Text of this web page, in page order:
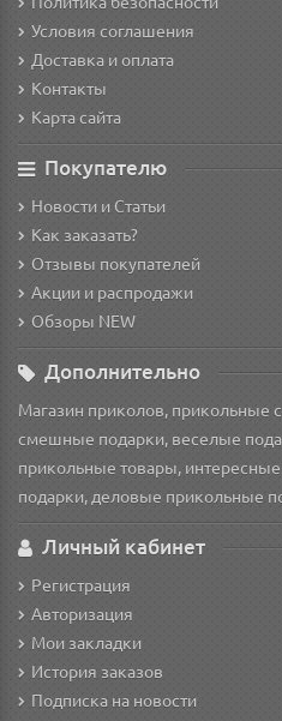
Условия соглашения
Доставка и оплата
Контакты
Карта сайта
Покупателю
Новости и Статьи
Как заказать?
Отзывы покупателей
Акции и распродажи
Обзоры NEW
Дополнительно
Магазин приколов, прикольные
смешные подарки, веселые
прикольные товары,
подарки, деловые прикольные
Личный кабинет
Регистрация
Авторизация
Мои закладки
История заказов
Подписка на новости